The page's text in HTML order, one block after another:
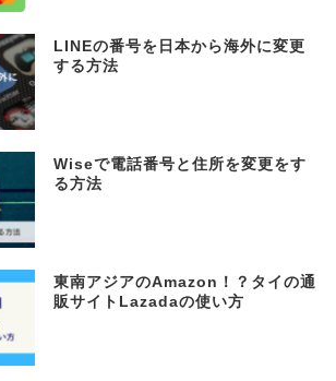
LINEの番号を日本から海外に変更
する方法
Wiseで電話番号と住所を変更をす
る方法
東南アジアのAmazon！？タイの通
販サイトLazadaの使い方